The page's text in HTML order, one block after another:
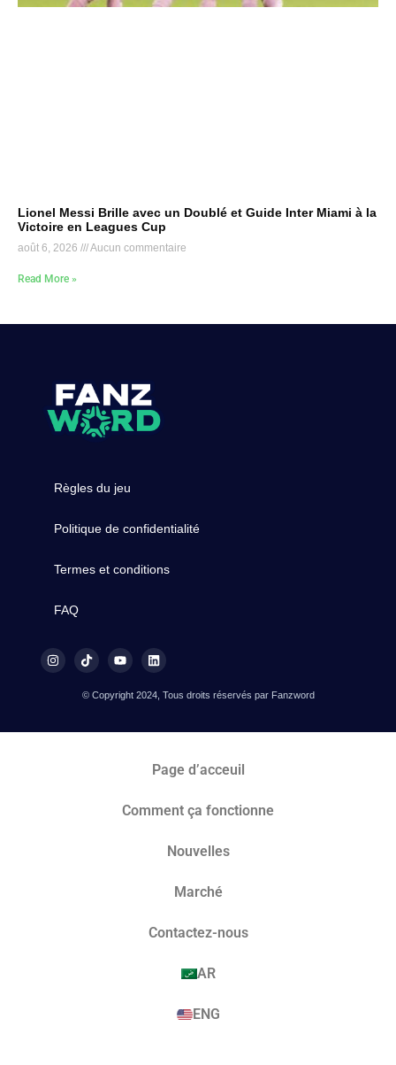
Lionel Messi Brille avec un Doublé et Guide Inter Miami à la
Victoire en Leagues Cup
août 6, 2026 Aucun commentaire
Read More »
Règles du jeu
Politique de confidentialité
Termes et conditions
FAQ
© Copyright 2024, Tous droits réservés par Fanzword
Page d’acceuil
Comment ça fonctionne
Nouvelles
Marché​
Contactez-nous
AR
ENG